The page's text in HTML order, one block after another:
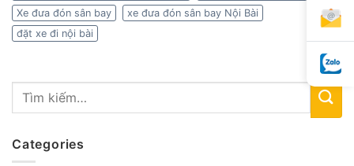
Xe đưa đón sân bay
xe đưa đón sân bay Nội Bài
đặt xe đi nội bài
Categories